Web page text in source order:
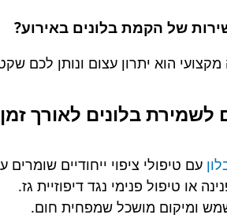
של הקמת בלונים באירוע?
הוא יתרון עצום ונותן לכם
לשמירת בלונים לאורך
עם טיפולי ציפוי ייחודיים
או טיפול פנימי נגד דיפוזיית גז.
ומיקום מושכל שמפחית חום.